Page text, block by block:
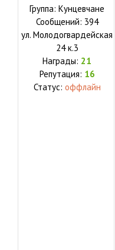
Группа: Кунцевчане
Сообщений: 394
ул. Молодогвардейская
24 к.3
Награды: 21
Репутация: 16
Статус: оффлайн